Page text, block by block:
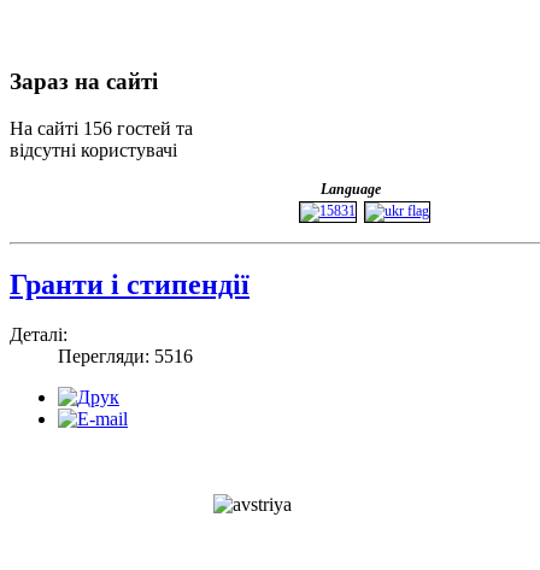
Зараз на сайті
На сайті 156 гостей та
відсутні користувачі
Language
Гранти і стипендії
Деталі:
Перегляди: 5516